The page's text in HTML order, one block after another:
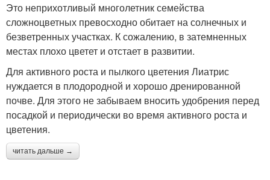
Это неприхотливый многолетник семейства
сложноцветных превосходно обитает на солнечных и
безветренных участках. К сожалению, в затемненных
местах плохо цветет и отстает в развитии.
Для активного роста и пылкого цветения Лиатрис
нуждается в плодородной и хорошо дренированной
почве. Для этого не забываем вносить удобрения перед
посадкой и периодически во время активного роста и
цветения.
читать дальше →